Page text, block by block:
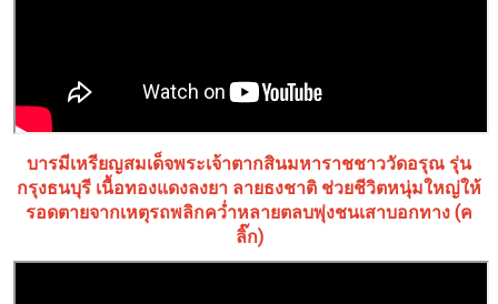
บารมีเหรียญสมเด็จพระเจ้าตากสินมหาราชชาววัดอรุณ รุ่น
กรุงธนบุรี เนื้อทองแดงลงยา ลายธงชาติ ช่วยชีวิตหนุ่มใหญ่ให้
รอดตายจากเหตุรถพลิกคว่ำหลายตลบพุ่งชนเสาบอกทาง (ค
ลิ๊ก)